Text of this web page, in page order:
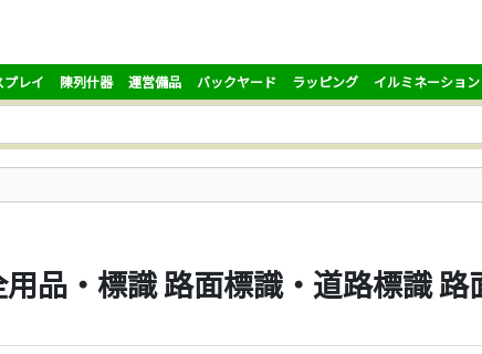
プレイ 陳列什器 運営備品 バックヤード ラッピング イルミネーション
品・標識 路面標識・道路標識